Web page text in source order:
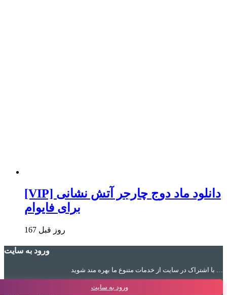
[VIP] دانلود ماد دوج چارجر آتش نشانی
برای فایوام
167 روز قبل
ورود به سایت
ورود به سایت